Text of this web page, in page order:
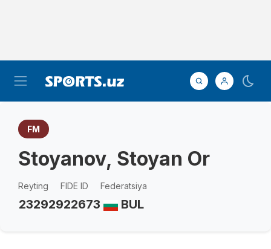
FM
Stoyanov, Stoyan Or
Reyting
2329
FIDE ID
2922673
Federatsiya
BUL